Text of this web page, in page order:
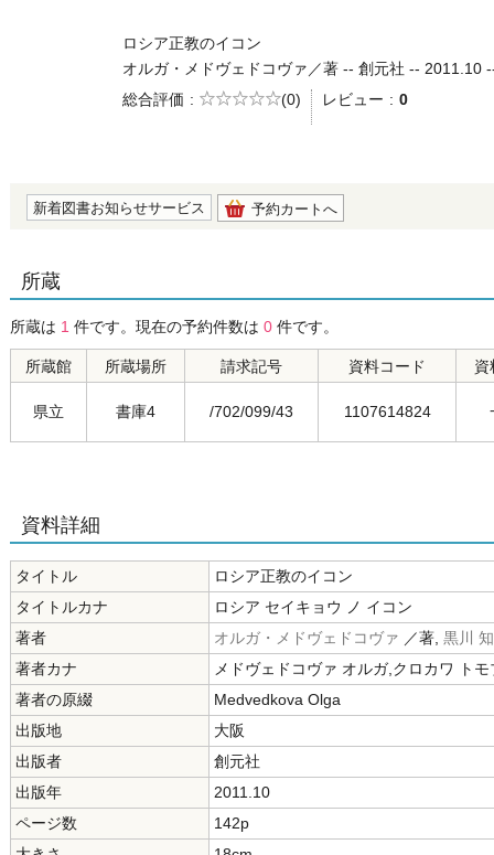
ロシア正教のイコン
オルガ・メドヴェドコヴァ／著 -- 創元社 -- 2011.10
総合評価
5段階評価
(0) レビュー 0
新着図書お知らせサービス 予約カートへ
所蔵
所蔵は 1 件です。現在の予約件数は 0 件です。
所蔵館 所蔵場所 請求記号 資料コード 資
県立 書庫4 /702/099/43 1107614824
資料詳細
タイトル
ロシア正教のイコン
タイトルカナ
ロシア セイキョウ ノ イコン
著者
オルガ・メドヴェドコヴァ ／著, 黒川
著者カナ
メドヴェドコヴァ オルガ,クロカワ ト
著者の原綴
Medvedkova Olga
出版地
大阪
出版者
創元社
出版年
2011.10
ページ数
142p